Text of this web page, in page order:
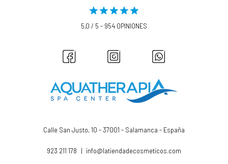
5,0 / 5 - 954 OPINIONES
Calle San Justo, 10 - 37001 - Salamanca - España
923 211 178 | info@latiendadecosmeticos.com